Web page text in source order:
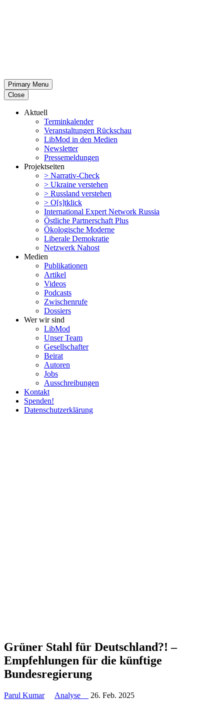
Primary Menu
Close
Aktuell
Termin­ka­lender
Veran­stal­tungen Rückschau
LibMod in den Medien
Newsletter
Presse­mel­dungen
Projekt­seiten
> Narrativ-Check
> Ukraine verstehen
> Russland verstehen
> O[s]tklick
Inter­na­tional Expert Network Russia
Östliche Partner­schaft Plus
Ökolo­gische Moderne
Liberale Demokratie
Netzwerk Nahost
Medien
Publi­ka­tionen
Artikel
Videos
Podcasts
Zwischenrufe
Dossiers
Wer wir sind
LibMod
Unser Team
Gesell­schafter
Beirat
Autoren
Jobs
Ausschrei­bungen
Kontakt
Spenden!
Daten­schutz­er­klärung
Grüner Stahl für Deutschland?! –
Empfeh­lungen für die künftige
Bundesregierung
Parul Kumar Analyse 26. Feb. 2025